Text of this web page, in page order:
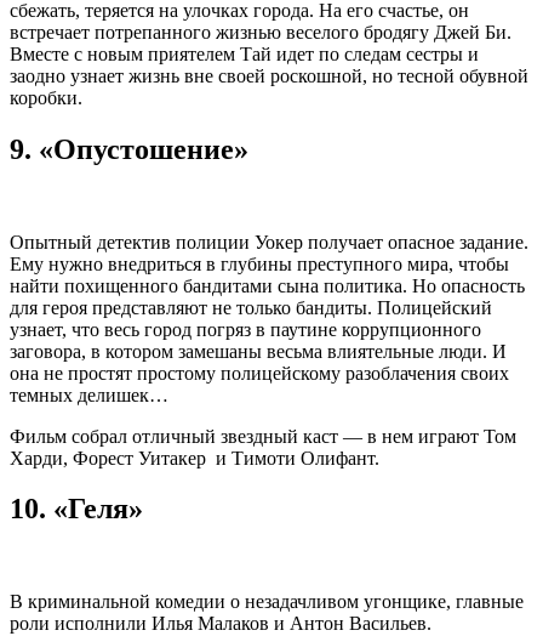
сбежать, теряется на улочках города. На его счастье, он
встречает потрепанного жизнью веселого бродягу Джей Би.
Вместе с новым приятелем Тай идет по следам сестры и
заодно узнает жизнь вне своей роскошной, но тесной обувной
коробки.
9. «Опустошение»
Опытный детектив полиции Уокер получает опасное задание.
Ему нужно внедриться в глубины преступного мира, чтобы
найти похищенного бандитами сына политика. Но опасность
для героя представляют не только бандиты. Полицейский
узнает, что весь город погряз в паутине коррупционного
заговора, в котором замешаны весьма влиятельные люди. И
она не простят простому полицейскому разоблачения своих
темных делишек…
Фильм собрал отличный звездный каст — в нем играют Том
Харди, Форест Уитакер и Тимоти Олифант.
10. «Геля»
В криминальной комедии о незадачливом угонщике, главные
роли исполнили Илья Малаков и Антон Васильев.